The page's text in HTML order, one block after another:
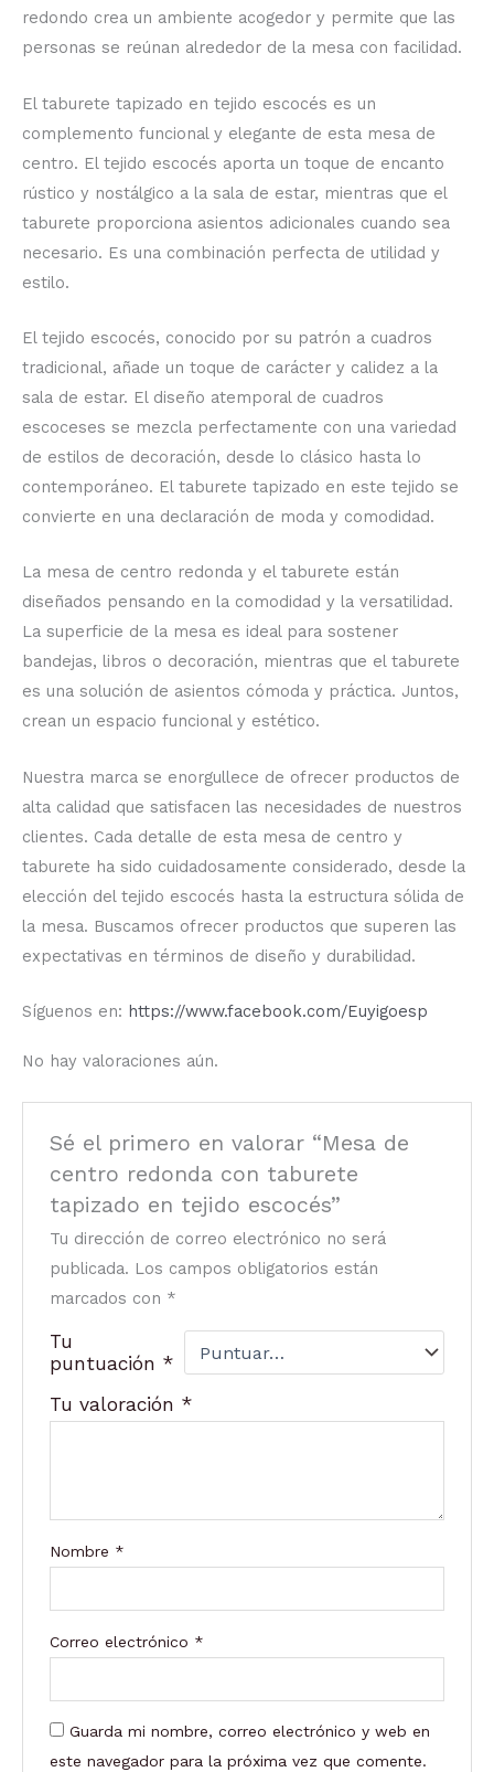
redondo crea un ambiente acogedor y permite que las
personas se reúnan alrededor de la mesa con facilidad.
El taburete tapizado en tejido escocés es un
complemento funcional y elegante de esta mesa de
centro. El tejido escocés aporta un toque de encanto
rústico y nostálgico a la sala de estar, mientras que el
taburete proporciona asientos adicionales cuando sea
necesario. Es una combinación perfecta de utilidad y
estilo.
El tejido escocés, conocido por su patrón a cuadros
tradicional, añade un toque de carácter y calidez a la
sala de estar. El diseño atemporal de cuadros
escoceses se mezcla perfectamente con una variedad
de estilos de decoración, desde lo clásico hasta lo
contemporáneo. El taburete tapizado en este tejido se
convierte en una declaración de moda y comodidad.
La mesa de centro redonda y el taburete están
diseñados pensando en la comodidad y la versatilidad.
La superficie de la mesa es ideal para sostener
bandejas, libros o decoración, mientras que el taburete
es una solución de asientos cómoda y práctica. Juntos,
crean un espacio funcional y estético.
Nuestra marca se enorgullece de ofrecer productos de
alta calidad que satisfacen las necesidades de nuestros
clientes. Cada detalle de esta mesa de centro y
taburete ha sido cuidadosamente considerado, desde la
elección del tejido escocés hasta la estructura sólida de
la mesa. Buscamos ofrecer productos que superen las
expectativas en términos de diseño y durabilidad.
Síguenos en: https://www.facebook.com/Euyigoesp
No hay valoraciones aún.
Sé el primero en valorar “Mesa de
centro redonda con taburete
tapizado en tejido escocés”
Tu dirección de correo electrónico no será
publicada. Los campos obligatorios están
marcados con *
Tu
puntuación *
Tu valoración *
Nombre *
Correo electrónico *
Guarda mi nombre, correo electrónico y web en
este navegador para la próxima vez que comente.